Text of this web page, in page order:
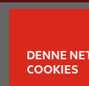
DENNE
COOKIES
M